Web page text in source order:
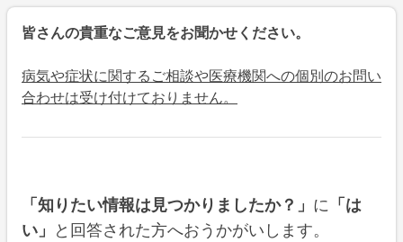
皆さんの貴重なご意見をお聞かせください。
病気や症状に関するご相談や医療機関への個別のお問い
合わせは受け付けておりません。
「知りたい情報は見つかりましたか？」 に 「は
い」 と回答された方へおうかがいします。